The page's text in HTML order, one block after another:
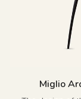
Miglio